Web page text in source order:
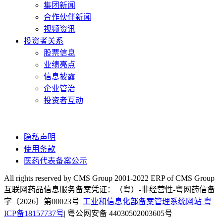
集团新闻
合作伙伴新闻
视频资讯
投资者关系
股票信息
业绩亮点
信息披露
企业管治
投资者互动
隐私声明
使用条款
医药代表备案公示
All rights reserved by CMS Group 2001-2022 ERP of CMS Group
互联网药品信息服务备案凭证：（粤）-非经营性-粤网药信备
字〔2026〕第00023号| 工业和信息化部备案管理系统网站 粤
ICP备18157737号| 粤公网安备 44030502003605号